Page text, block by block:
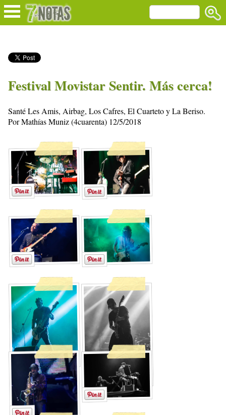
Festival Movistar Sentir. Más cerca!
Santé Les Amis, Airbag, Los Cafres, El Cuarteto y La Beriso.
Por Mathías Muniz (4cuarenta) 12/5/2018